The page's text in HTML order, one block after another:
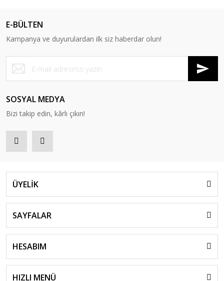
E-BÜLTEN
Kampanya ve duyurulardan ilk siz haberdar olun!
SOSYAL MEDYA
Bizi takip edin, kârlı çıkın!
ÜYELİK
SAYFALAR
HESABIM
HIZLI MENÜ